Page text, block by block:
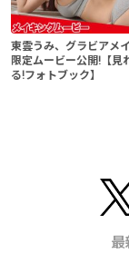
東雲うみ、グラビアメ
限定ムービー公開!【見
る!フォトブック】